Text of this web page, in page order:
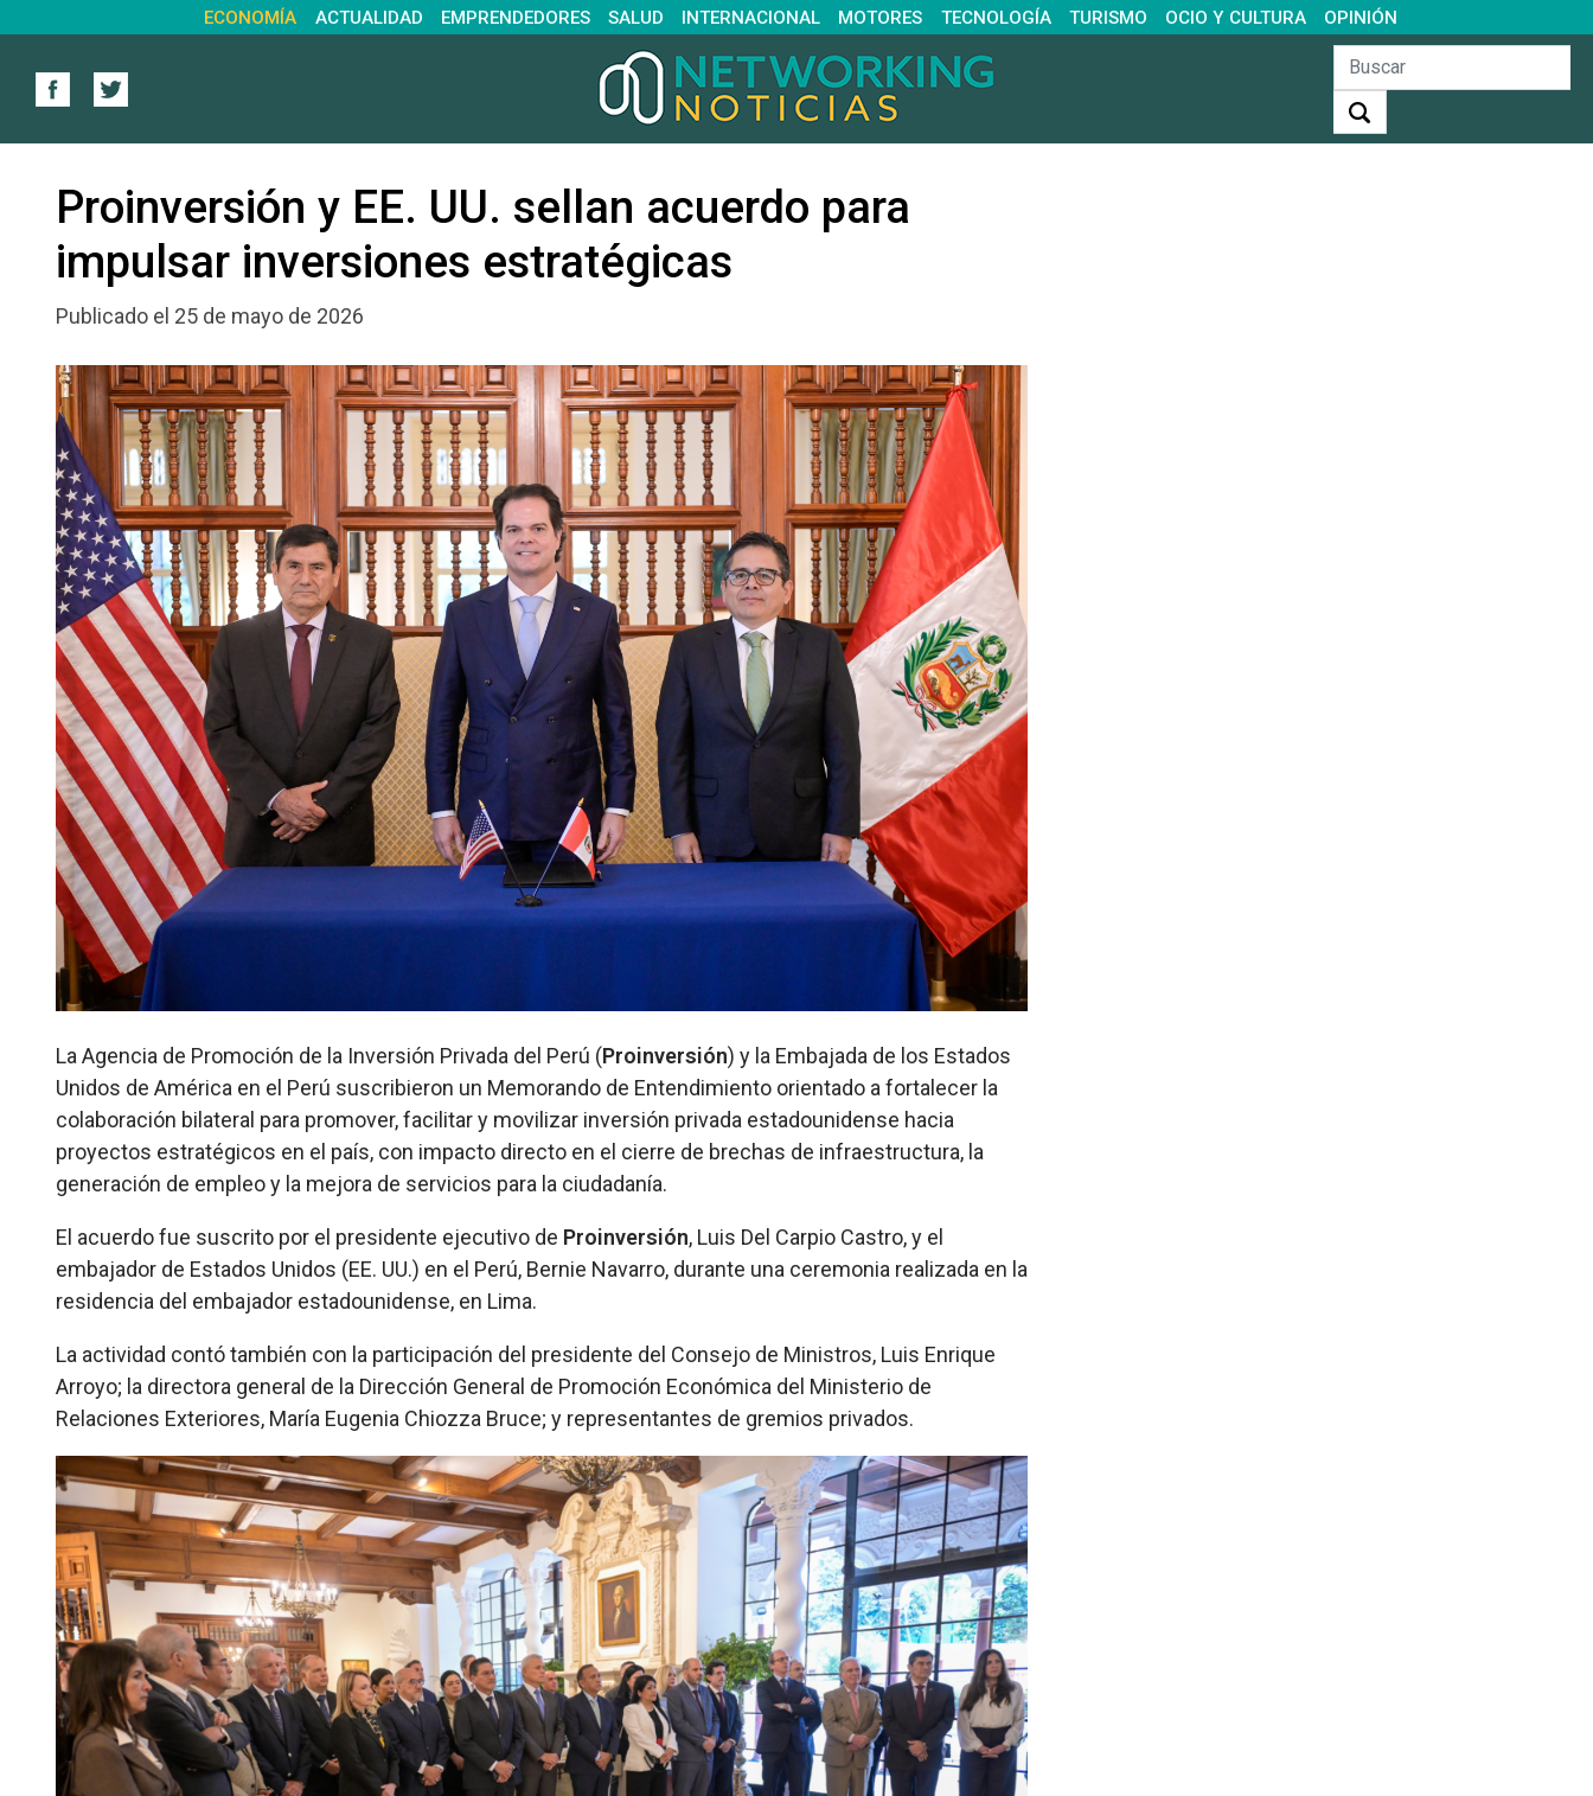
ECONOMÍA ACTUALIDAD EMPRENDEDORES SALUD INTERNACIONAL MOTORES TECNOLOGÍA TURISMO OCIO Y CULTURA OPINIÓN
Proinversión y EE. UU. sellan acuerdo para
impulsar inversiones estratégicas
Publicado el 25 de mayo de 2026
La Agencia de Promoción de la Inversión Privada del Perú (Proinversión) y la Embajada de los Estados
Unidos de América en el Perú suscribieron un Memorando de Entendimiento orientado a fortalecer la
colaboración bilateral para promover, facilitar y movilizar inversión privada estadounidense hacia
proyectos estratégicos en el país, con impacto directo en el cierre de brechas de infraestructura, la
generación de empleo y la mejora de servicios para la ciudadanía.
El acuerdo fue suscrito por el presidente ejecutivo de Proinversión, Luis Del Carpio Castro, y el
embajador de Estados Unidos (EE. UU.) en el Perú, Bernie Navarro, durante una ceremonia realizada en la
residencia del embajador estadounidense, en Lima.
La actividad contó también con la participación del presidente del Consejo de Ministros, Luis Enrique
Arroyo; la directora general de la Dirección General de Promoción Económica del Ministerio de
Relaciones Exteriores, María Eugenia Chiozza Bruce; y representantes de gremios privados.